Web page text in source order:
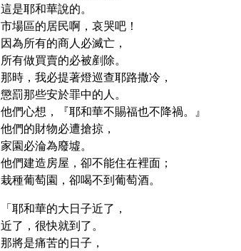
這是耶和華說的。
市場區的居民啊，哀哭吧！
因為所有的商人必滅亡，
所有做買賣的必被剷除。
那時，我必提著燈巡查耶路撒冷，
懲罰那些安於罪中的人。
他們心想，『耶和華不賜福也不降禍。』
他們的財物必遭搶掠，
家園必淪為廢墟。
他們建造房屋，卻不能住在裡面；
栽種葡萄園，卻喝不到葡萄酒。
「耶和華的大日子近了，
近了，很快就到了。
那將是痛苦的日子，